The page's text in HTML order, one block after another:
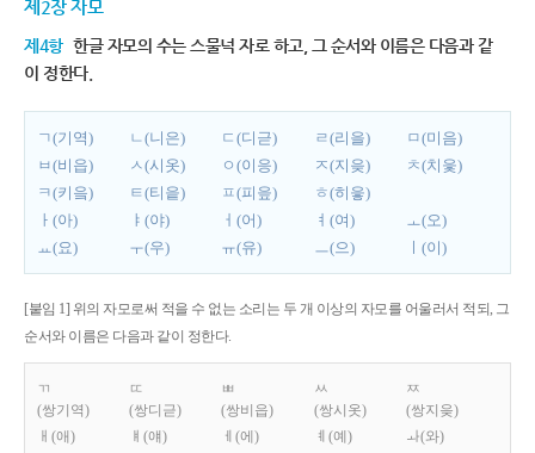
제2장 자모
제4항 한글 자모의 수는 스물넉 자로 하고, 그 순서와 이름은 다음과 같
이 정한다.
ㄱ(기역) ㄴ(니은) ㄷ(디귿) ㄹ(리을)
ㅁ(미음)
ㅂ(비읍)
ㅅ(시옷) ㅇ(이응) ㅈ(지읒)
ㅊ(치읓)
ㅋ(키읔)
ㅌ(티읕) ㅍ(피읖)
ㅎ(히읗)
ㅏ(아)
ㅑ(야) ㅓ(어) ㅕ(여)
ㅗ(오)
ㅛ(요)
ㅜ(우) ㅠ(유) ㅡ(으) ㅣ(이)
[붙임 1] 위의 자모로써 적을 수 없는 소리는 두 개 이상의 자모를 어울러서 적되, 그
순서와 이름은 다음과 같이 정한다.
ㄲ
(쌍기역)
ㄸ
(쌍디귿)
ㅃ
(쌍비읍)
ㅆ
(쌍시옷)
ㅉ
(쌍지읒)
ㅐ(애)
ㅒ(얘) ㅔ(에) ㅖ(예)
ㅘ(와)